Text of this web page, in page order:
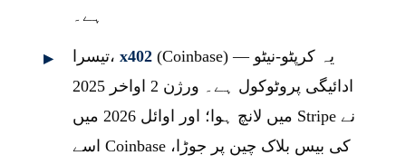
ہے۔
تیسرا، x402 (Coinbase) — یہ کرپٹو-نیٹو
ادائیگی پروٹوکول ہے۔ ورژن 2 اواخر 2025
میں لانچ ہوا؛ اور اوائل 2026 میں Stripe نے
اسے Coinbase کی بیس بلاک چین پر جوڑا،